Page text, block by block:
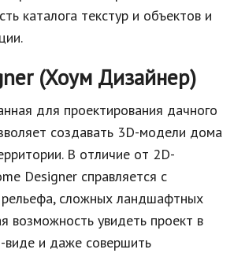
каталога текстур и объектов и
(Хоум Дизайнер)
для проектирования дачного
создавать 3D-модели дома
В отличие от 2D-
Designer справляется с
сложных ландшафтных
возможность увидеть проект в
виде и даже совершить